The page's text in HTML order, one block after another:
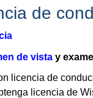
de
de vista y
licencia de
licencia de